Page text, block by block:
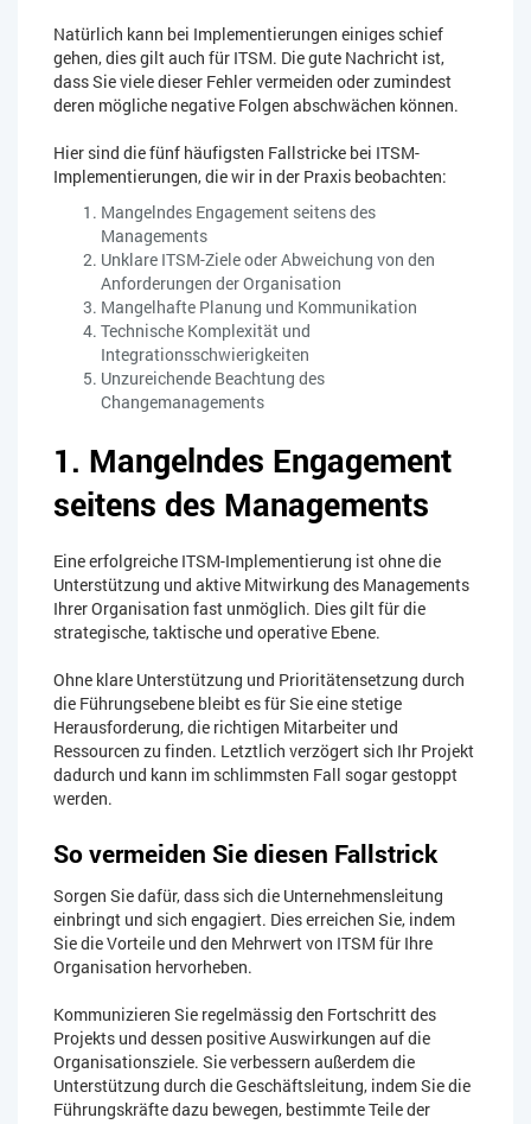
Natürlich kann bei Implementierungen einiges schief
gehen, dies gilt auch für ITSM. Die gute Nachricht ist,
dass Sie viele dieser Fehler vermeiden oder zumindest
deren mögliche negative Folgen abschwächen können.
Hier sind die fünf häufigsten Fallstricke bei ITSM-
Implementierungen, die wir in der Praxis beobachten:
Mangelndes Engagement seitens des
Managements
Unklare ITSM-Ziele oder Abweichung von den
Anforderungen der Organisation
Mangelhafte Planung und Kommunikation
Technische Komplexität und
Integrationsschwierigkeiten
Unzureichende Beachtung des
Changemanagements
1. Mangelndes Engagement
seitens des Managements
Eine erfolgreiche ITSM-Implementierung ist ohne die
Unterstützung und aktive Mitwirkung des Managements
Ihrer Organisation fast unmöglich. Dies gilt für die
strategische, taktische und operative Ebene.
Ohne klare Unterstützung und Prioritätensetzung durch
die Führungsebene bleibt es für Sie eine stetige
Herausforderung, die richtigen Mitarbeiter und
Ressourcen zu finden. Letztlich verzögert sich Ihr Projekt
dadurch und kann im schlimmsten Fall sogar gestoppt
werden.
So vermeiden Sie diesen Fallstrick
Sorgen Sie dafür, dass sich die Unternehmensleitung
einbringt und sich engagiert. Dies erreichen Sie, indem
Sie die Vorteile und den Mehrwert von ITSM für Ihre
Organisation hervorheben.
Kommunizieren Sie regelmässig den Fortschritt des
Projekts und dessen positive Auswirkungen auf die
Organisationsziele. Sie verbessern außerdem die
Unterstützung durch die Geschäftsleitung, indem Sie die
Führungskräfte dazu bewegen, bestimmte Teile der